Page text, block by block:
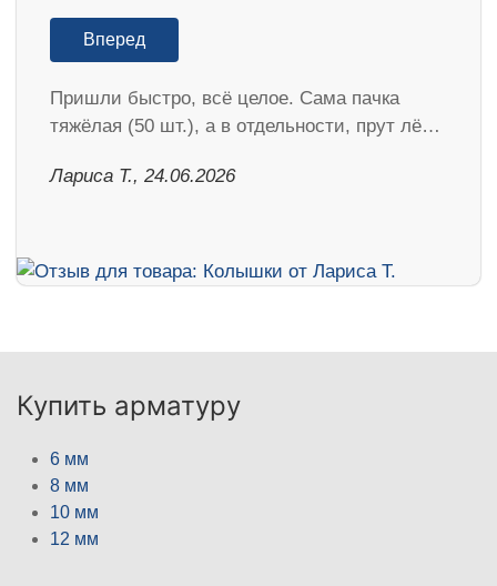
Вперед
Пришли быстро, всё целое. Сама пачка
тяжёлая (50 шт.), а в отдельности, прут лё…
Лариса Т., 24.06.2026
Купить арматуру
6 мм
8 мм
10 мм
12 мм